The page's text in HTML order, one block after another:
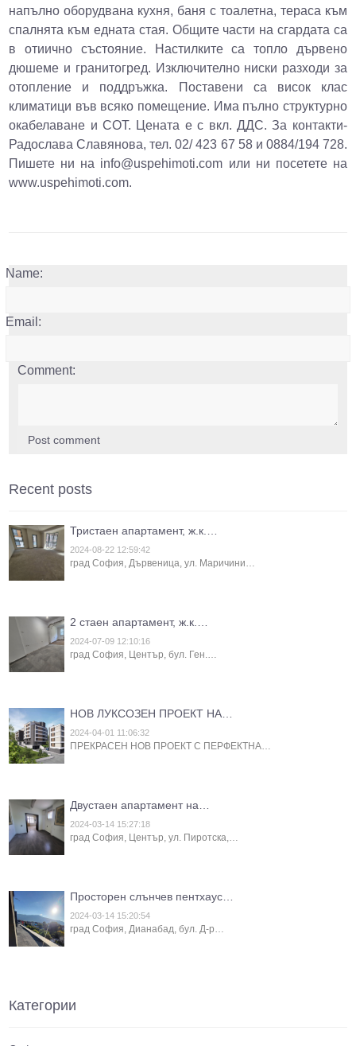
напълно оборудвана кухня, баня с тоалетна, тераса към
спалнята към едната стая. Общите части на сгардата са
в отиично състояние. Настилките са топло дървено
дюшеме и гранитогред. Изключително ниски разходи за
отопление и поддръжка. Поставени са висок клас
климатици във всяко помещение. Има пълно структурно
окабелаване и СОТ. Цената е с вкл. ДДС. За контакти-
Радослава Славянова, тел. 02/ 423 67 58 и 0884/194 728.
Пишете ни на info@uspehimoti.com или ни посетете на
www.uspehimoti.com.
Name:
Email:
Comment:
Post comment
Recent posts
Тристаен апартамент, ж.к.…
2024-08-22 12:59:42
град София, Дървеница, ул. Маричини…
2 стаен апартамент, ж.к.…
2024-07-09 12:10:16
град София, Център, бул. Ген.…
НОВ ЛУКСОЗЕН ПРОЕКТ НА…
2024-04-01 11:06:32
ПРЕКРАСЕН НОВ ПРОЕКТ С ПЕРФЕКТНА…
Двустаен апартамент на…
2024-03-14 15:27:18
град София, Център, ул. Пиротска,…
Просторен слънчев пентхаус…
2024-03-14 15:20:54
град София, Дианабад, бул. Д-р…
Категории